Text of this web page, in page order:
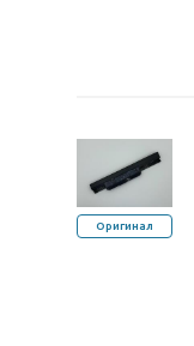
Оригинал